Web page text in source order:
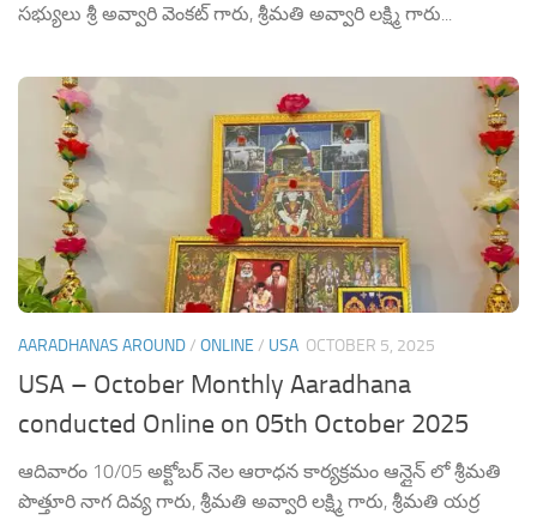
సభ్యులు శ్రీ అవ్వారి వెంకట్ గారు, శ్రీమతి అవ్వారి లక్ష్మి గారు...
AARADHANAS AROUND/ ONLINE / USA OCTOBER 5, 2025
USA – October Monthly Aaradhana
conducted Online on 05th October 2025
ఆదివారం 10/05 అక్టోబర్ నెల ఆరాధన కార్యక్రమం ఆన్లైన్ లో శ్రీమతి
పొత్తూరి నాగ దివ్య గారు, శ్రీమతి అవ్వారి లక్ష్మి గారు, శ్రీమతి యర్ర